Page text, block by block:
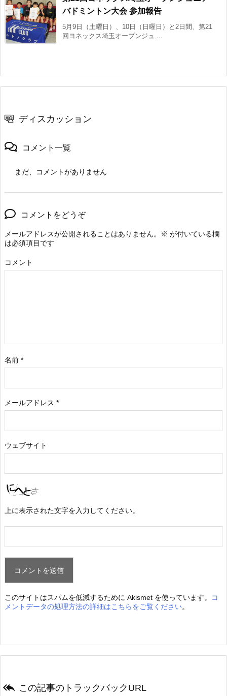
バドミントン大会 参加報告
5月9日（土曜日）、10日（日曜日）と2日間、第21
回ヨネックス埼玉オープンジュ ...
ディスカッション
コメント一覧
まだ、コメントがありません
コメントをどうぞ
メールアドレスが公開されることはありません。 ※ が付いている欄
は必須項目です
コメント
名前 *
メールアドレス *
ウェブサイト
上に表示された文字を入力してください。
このサイトはスパムを低減するために Akismet を使っています。
コ
メントデータの処理方法の詳細はこちらをご覧ください。
 この記事のトラックバックURL